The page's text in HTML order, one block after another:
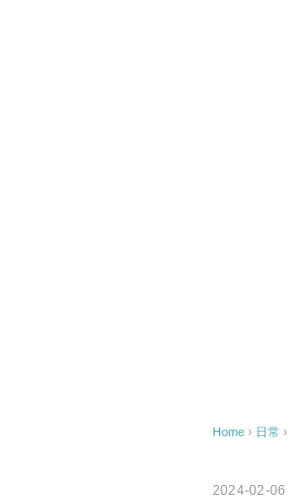
Home › 日常 ›
2024-02-06